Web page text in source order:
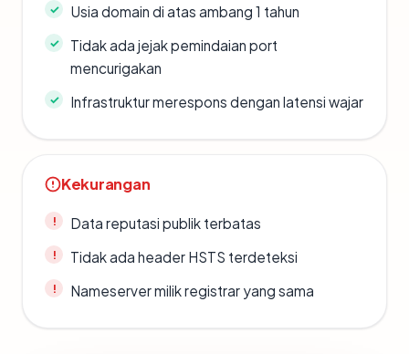
Usia domain di atas ambang 1 tahun
Tidak ada jejak pemindaian port
mencurigakan
Infrastruktur merespons dengan latensi wajar
Kekurangan
Data reputasi publik terbatas
Tidak ada header HSTS terdeteksi
Nameserver milik registrar yang sama